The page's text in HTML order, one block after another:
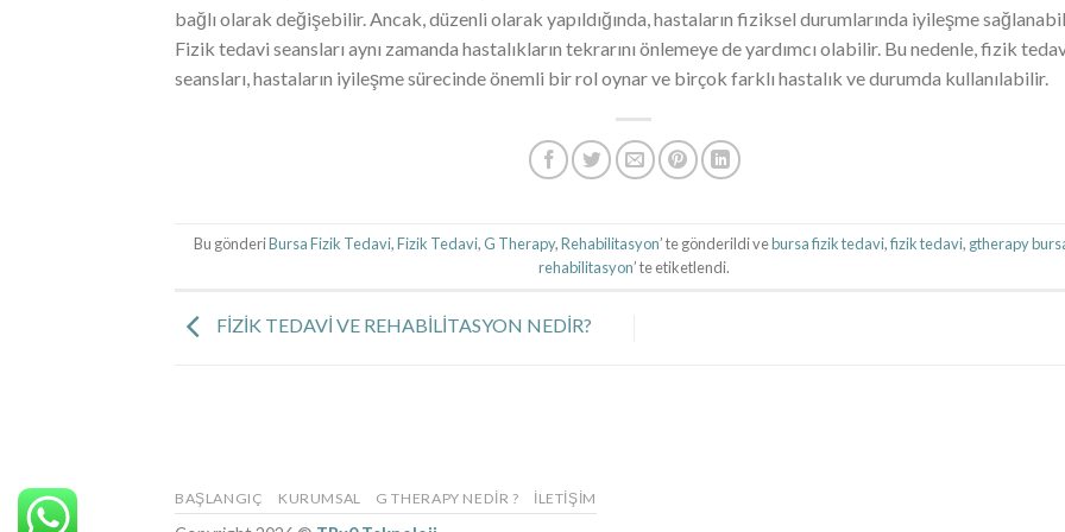
bağlı olarak değişebilir. Ancak, düzenli olarak yapıldığında, hastaların fiziksel durumlarında iyileşme
Fizik tedavi seansları aynı zamanda hastalıkların tekrarını önlemeye de yardımcı olabilir. Bu nedenle, fizik
seansları, hastaların iyileşme sürecinde önemli bir rol oynar ve birçok farklı hastalık ve durumda kullanılabilir.
Bu gönderiBursa Fizik Tedavi,Fizik Tedavi, G Therapy,Rehabilitasyon’ te gönderildi vebursa fizik tedavi,fizik tedavi, gtherapy
rehabilitasyon’ te etiketlendi.
FİZİK TEDAVİ VE REHABİLİTASYON NEDİR?
BAŞLANGIÇ KURUMSAL G THERAPY NEDIR ? İLETIŞIM